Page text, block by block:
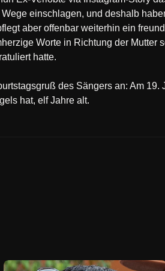
einschlagen, und deshalb
aber offenbar weiterhin ein
Worte in Richtung der Mutter
hatte.
des Sängers an: Am
hat, elf Jahre alt.